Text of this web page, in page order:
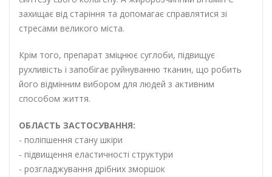
захищає від старіння та допомагає справлятися зі
стресами великого міста.
Крім того, препарат зміцнює суглоби, підвищує
рухливість і запобігає руйнуванню тканин, що робить
його відмінним вибором для людей з активним
способом життя.
ОБЛАСТЬ ЗАСТОСУВАННЯ:
- поліпшення стану шкіри
- підвищення еластичності структури
- розгладжування дрібних зморшок